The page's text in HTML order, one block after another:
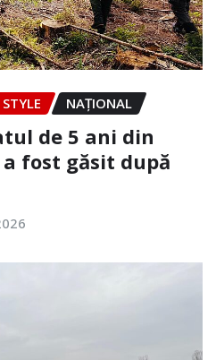
NAŢIONAL
de 5 ani din
fost găsit după